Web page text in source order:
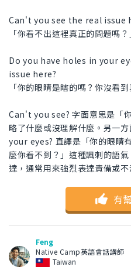
Can't you see the real issue
「你看不出這裡真正的問題嗎？
Do you have holes in your
issue here?
「你的眼睛是瞎的嗎？你沒看到
Can't you see? 字面意思是「
略了什麼或沒理解什麼。另一
your eyes? 直譯是「你的眼睛
麼你看不到？」這種諷刺的語
達，通常用來強烈表達責備或不
有
Feng
Native Camp英語會話講師
Taiwan